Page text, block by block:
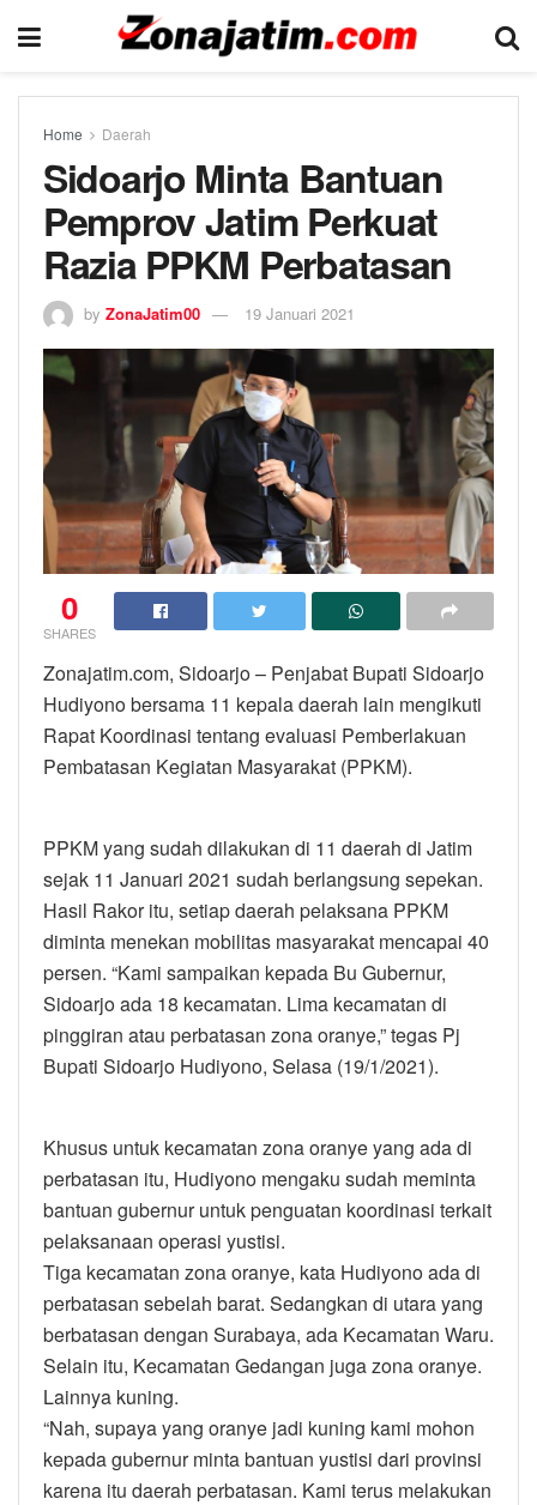
Home Daerah
Sidoarjo Minta Bantuan
Pemprov Jatim Perkuat
Razia PPKM Perbatasan
by ZonaJatim00 19 Januari 2021
0
SHARES
Zonajatim.com, Sidoarjo – Penjabat Bupati Sidoarjo
Hudiyono bersama 11 kepala daerah lain mengikuti
Rapat Koordinasi tentang evaluasi Pemberlakuan
Pembatasan Kegiatan Masyarakat (PPKM).
PPKM yang sudah dilakukan di 11 daerah di Jatim
sejak 11 Januari 2021 sudah berlangsung sepekan.
Hasil Rakor itu, setiap daerah pelaksana PPKM
diminta menekan mobilitas masyarakat mencapai 40
persen. “Kami sampaikan kepada Bu Gubernur,
Sidoarjo ada 18 kecamatan. Lima kecamatan di
pinggiran atau perbatasan zona oranye,” tegas Pj
Bupati Sidoarjo Hudiyono, Selasa (19/1/2021).
Khusus untuk kecamatan zona oranye yang ada di
perbatasan itu, Hudiyono mengaku sudah meminta
bantuan gubernur untuk penguatan koordinasi terkait
pelaksanaan operasi yustisi.
Tiga kecamatan zona oranye, kata Hudiyono ada di
perbatasan sebelah barat. Sedangkan di utara yang
berbatasan dengan Surabaya, ada Kecamatan Waru.
Selain itu, Kecamatan Gedangan juga zona oranye.
Lainnya kuning.
“Nah, supaya yang oranye jadi kuning kami mohon
kepada gubernur minta bantuan yustisi dari provinsi
karena itu daerah perbatasan. Kami terus melakukan